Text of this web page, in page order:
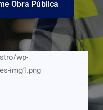
Obra Pública